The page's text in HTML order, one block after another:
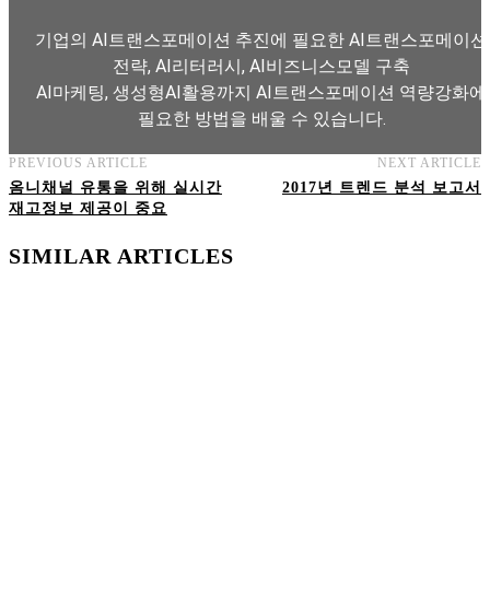
기업의 AI트랜스포메이션 추진에 필요한 AI트랜스포메이션
전략, AI리터러시, AI비즈니스모델 구축
AI마케팅, 생성형AI활용까지 AI트랜스포메이션 역량강화에
필요한 방법을 배울 수 있습니다.
AI트랜스포메이션 아카데미 교육과정 보기
PREVIOUS ARTICLE
옴니채널 유통을 위해 실시간
재고정보 제공이 중요
NEXT ARTICLE
2017년 트렌드 분석 보고서
SIMILAR ARTICLES